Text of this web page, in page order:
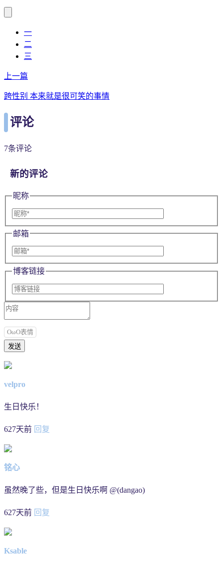
一
二
三
上一篇
跨性别 本来就是很可笑的事情
评论
7条评论
新的评论
昵称
邮箱
博客链接
OωO表情
velpro
生日快乐！
627天前 回复
铭心
虽然晚了些，但是生日快乐啊 @(dangao)
627天前 回复
Ksable